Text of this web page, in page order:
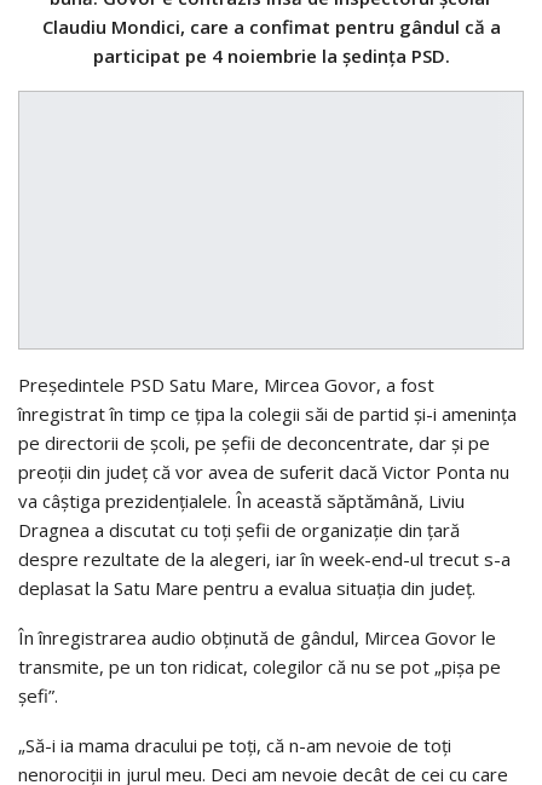
Claudiu Mondici, care a confimat pentru gândul că a
participat pe 4 noiembrie la şedinţa PSD.
Preşedintele PSD Satu Mare, Mircea Govor, a fost
înregistrat în timp ce ţipa la colegii săi de partid şi-i ameninţa
pe directorii de şcoli, pe şefii de deconcentrate, dar şi pe
preoţii din judeţ că vor avea de suferit dacă Victor Ponta nu
va câştiga prezidenţialele. În această săptămână, Liviu
Dragnea a discutat cu toţi şefii de organizaţie din ţară
despre rezultate de la alegeri, iar în week-end-ul trecut s-a
deplasat la Satu Mare pentru a evalua situaţia din judeţ.
În înregistrarea audio obţinută de gândul, Mircea Govor le
transmite, pe un ton ridicat, colegilor că nu se pot „pişa pe
şefi”.
„Să-i ia mama dracului pe toţi, că n-am nevoie de toţi
nenorociţii in jurul meu. Deci am nevoie decât de cei cu care